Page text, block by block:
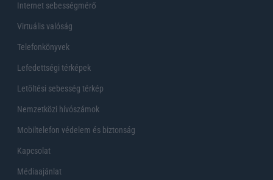
Internet sebességmérő
Virtuális valóság
Telefonkönyvek
Lefedettségi térképek
Letöltési sebesség térkép
Nemzetközi hívószámok
Mobiltelefon védelem és biztonság
Kapcsolat
Médiaajánlat